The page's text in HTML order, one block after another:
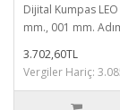
Dijital Kumpas
mm., 001 mm.
3.702,60TL
Vergiler Hariç: